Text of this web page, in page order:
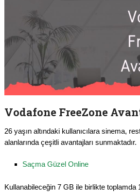
Vodafone FreeZone
26 yaşın altındaki kullanıcılara sinema,
alanlarında çeşitli avantajları sunmaktadır.
Saçma Güzel Online
Kullanabileceğin 7 GB ile birlikte toplamda